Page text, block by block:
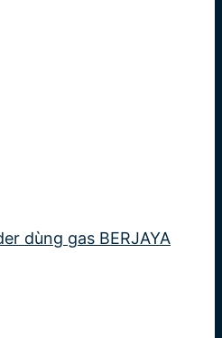
dùng gas BERJAYA